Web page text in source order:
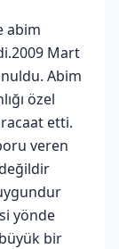
abim
Mart
Abim
özel
etti.
veren
yönde
bir